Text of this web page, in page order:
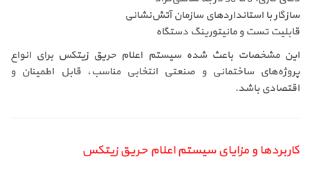
سازگار با استانداردهای سازمان آتش‌نشانی
قابلیت تست و مانیتورینگ دستگاه
این مشخصات باعث شده سیستم اعلام حریق زیتکس برای انواع
پروژه‌های ساختمانی و صنعتی انتخابی مناسب، قابل اطمینان و
اقتصادی باشد.
کاربردها و مزایای سیستم اعلام حریق زیتکس